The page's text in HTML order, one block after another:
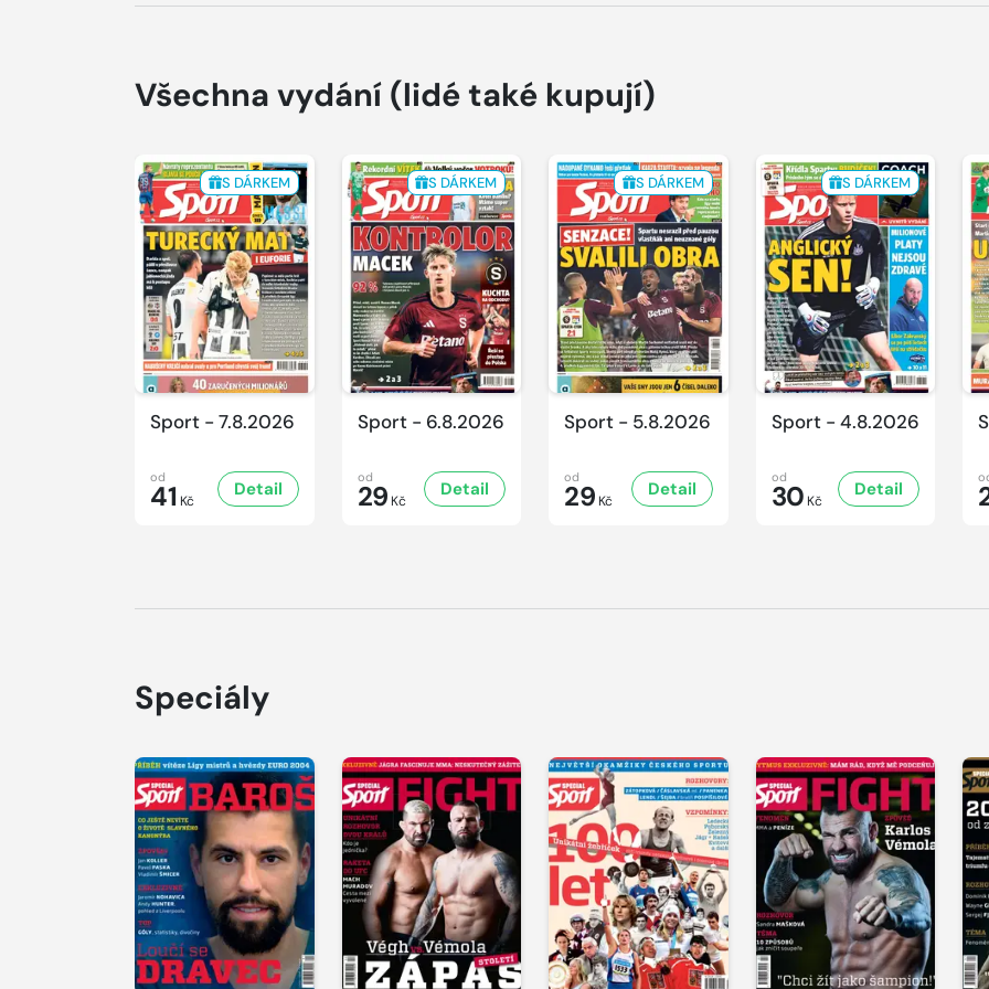
Všechna vydání (lidé také kupují)
S DÁRKEM
Sport - 7.8.2026
od
41 Kč
Detail
S DÁRKEM
Sport - 6.8.2026
od
29 Kč
Detail
S DÁRKEM
Sport - 5.8.2026
od
29 Kč
Detail
S DÁRKEM
Sport - 4.8.2026
od
30 Kč
Detail
Speciály